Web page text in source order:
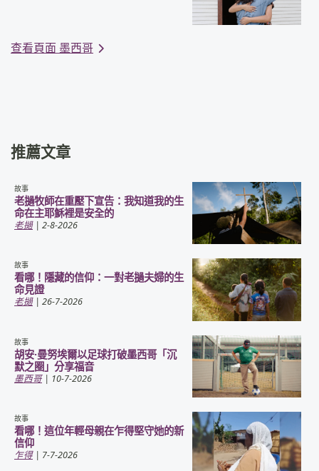
查看頁面 墨西哥
推薦文章
故事
老撾牧師在重壓下宣告：我知道我的生
命在主耶穌裡是安全的
老撾| 2-8-2026
故事
看哪！隱藏的信仰：一對老撾夫婦的生
命見證
老撾| 26-7-2026
故事
胡安·曼努埃爾以足球打破墨西哥「沉
默之圈」分享福音
墨西哥| 10-7-2026
故事
看哪！這位年輕母親在乍得堅守她的新
信仰
乍得| 7-7-2026